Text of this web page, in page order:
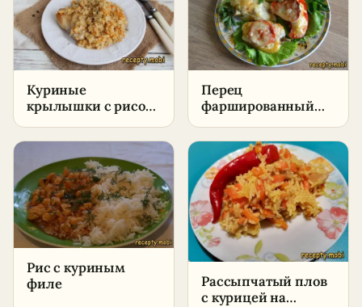
Куриные
крылышки с рисом
на сковороде –
пошаговый рецепт
Перец
фаршированный
половинками в
духовке
Рис с куриным
филе
Рассыпчатый плов
с курицей на